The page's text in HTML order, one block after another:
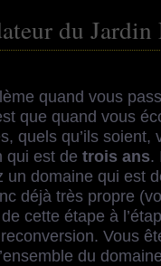
du Jardin
quand vous
que quand vous
quels qu’ils soient,
qui est de trois ans.
un domaine qui est
déjà très propre
cette étape à
Vous
du